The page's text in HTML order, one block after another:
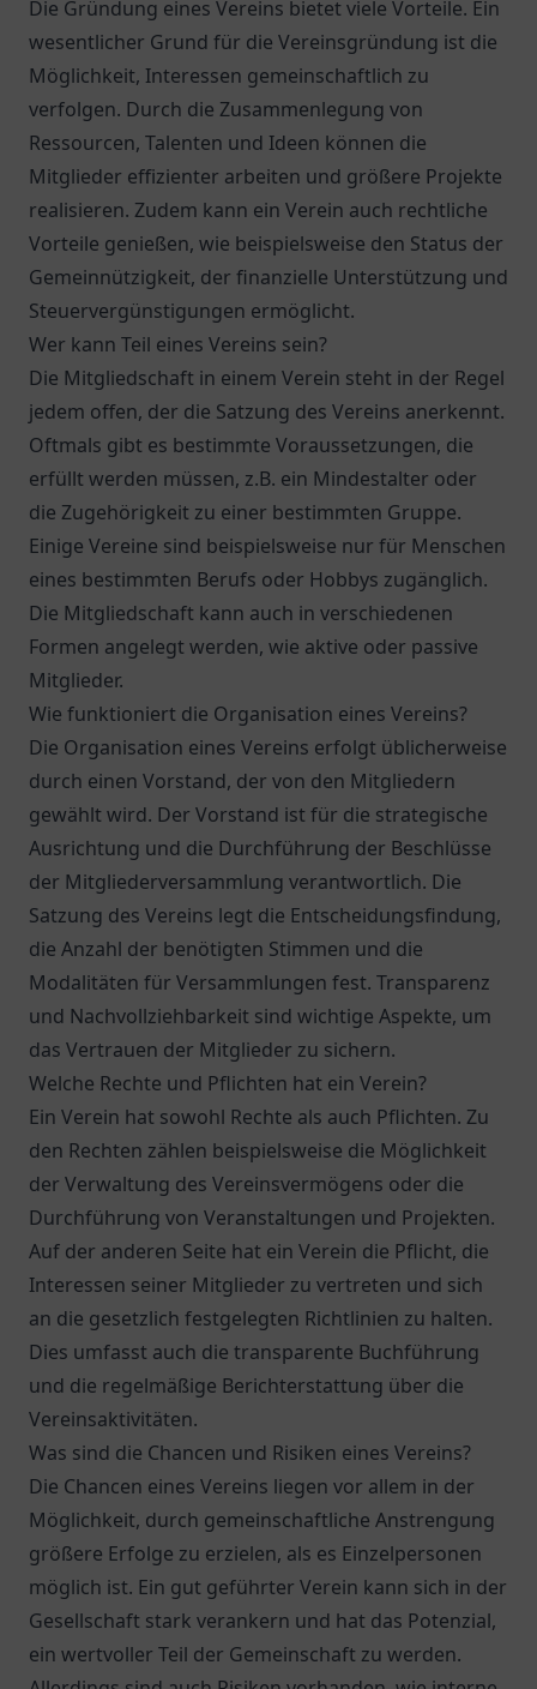
Die Gründung eines Vereins bietet viele Vorteile. Ein
wesentlicher Grund für die Vereinsgründung ist die
Möglichkeit, Interessen gemeinschaftlich zu
verfolgen. Durch die Zusammenlegung von
Ressourcen, Talenten und Ideen können die
Mitglieder effizienter arbeiten und größere Projekte
realisieren. Zudem kann ein Verein auch rechtliche
Vorteile genießen, wie beispielsweise den Status der
Gemeinnützigkeit, der finanzielle Unterstützung und
Steuervergünstigungen ermöglicht.
Wer kann Teil eines Vereins sein?
Die Mitgliedschaft in einem Verein steht in der Regel
jedem offen, der die Satzung des Vereins anerkennt.
Oftmals gibt es bestimmte Voraussetzungen, die
erfüllt werden müssen, z.B. ein Mindestalter oder
die Zugehörigkeit zu einer bestimmten Gruppe.
Einige Vereine sind beispielsweise nur für Menschen
eines bestimmten Berufs oder Hobbys zugänglich.
Die Mitgliedschaft kann auch in verschiedenen
Formen angelegt werden, wie aktive oder passive
Mitglieder.
Wie funktioniert die Organisation eines Vereins?
Die Organisation eines Vereins erfolgt üblicherweise
durch einen Vorstand, der von den Mitgliedern
gewählt wird. Der Vorstand ist für die strategische
Ausrichtung und die Durchführung der Beschlüsse
der Mitgliederversammlung verantwortlich. Die
Satzung des Vereins legt die Entscheidungsfindung,
die Anzahl der benötigten Stimmen und die
Modalitäten für Versammlungen fest. Transparenz
und Nachvollziehbarkeit sind wichtige Aspekte, um
das Vertrauen der Mitglieder zu sichern.
Welche Rechte und Pflichten hat ein Verein?
Ein Verein hat sowohl Rechte als auch Pflichten. Zu
den Rechten zählen beispielsweise die Möglichkeit
der Verwaltung des Vereinsvermögens oder die
Durchführung von Veranstaltungen und Projekten.
Auf der anderen Seite hat ein Verein die Pflicht, die
Interessen seiner Mitglieder zu vertreten und sich
an die gesetzlich festgelegten Richtlinien zu halten.
Dies umfasst auch die transparente Buchführung
und die regelmäßige Berichterstattung über die
Vereinsaktivitäten.
Was sind die Chancen und Risiken eines Vereins?
Die Chancen eines Vereins liegen vor allem in der
Möglichkeit, durch gemeinschaftliche Anstrengung
größere Erfolge zu erzielen, als es Einzelpersonen
möglich ist. Ein gut geführter Verein kann sich in der
Gesellschaft stark verankern und hat das Potenzial,
ein wertvoller Teil der Gemeinschaft zu werden.